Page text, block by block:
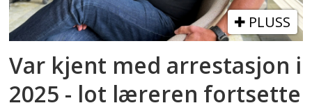
krigshelt.
I 1977 ble kisten til oberst Eriksen
flyttet til æreslunden på Vår Frelsers
gravlund. I 1995 kom det på plass en
PLUSS
Var kjent med arrestasjon i
2025 - lot læreren fortsette